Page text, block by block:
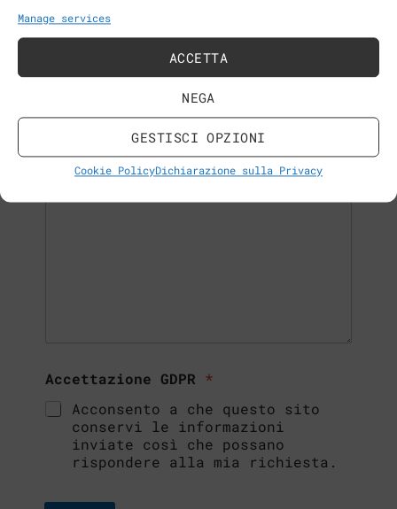
Manage services
ACCETTA
NEGA
GESTISCI OPZIONI
Cookie PolicyDichiarazione sulla Privacy
Are you interests for?*
Accettazione GDPR *
Acconsento a che questo sito
conservi le informazioni
inviate così che possano
rispondere alla mia richiesta.